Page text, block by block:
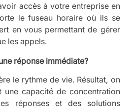
accès à votre entreprise en
le fuseau horaire où ils se
en vous permettant de gérer
les appels.
réponse immédiate?
le rythme de vie. Résultat, on
capacité de concentration
réponses et des solutions